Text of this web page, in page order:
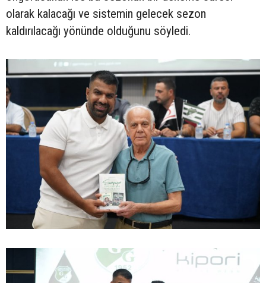
olarak kalacağı ve sistemin gelecek sezon
kaldırılacağı yönünde olduğunu söyledi.